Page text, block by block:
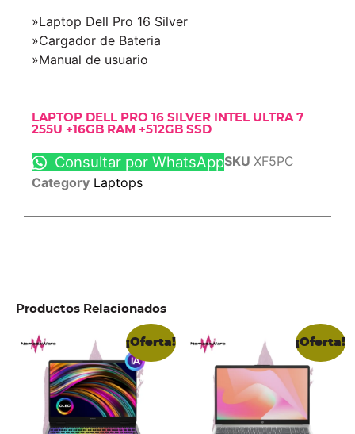
»Laptop Dell Pro 16 Silver
»Cargador de Bateria
»Manual de usuario
LAPTOP DELL PRO 16 SILVER INTEL ULTRA 7
255U +16GB RAM +512GB SSD
Consultar por WhatsAppSKU XF5PC
Category Laptops
Productos Relacionados
¡Oferta! ¡Oferta!